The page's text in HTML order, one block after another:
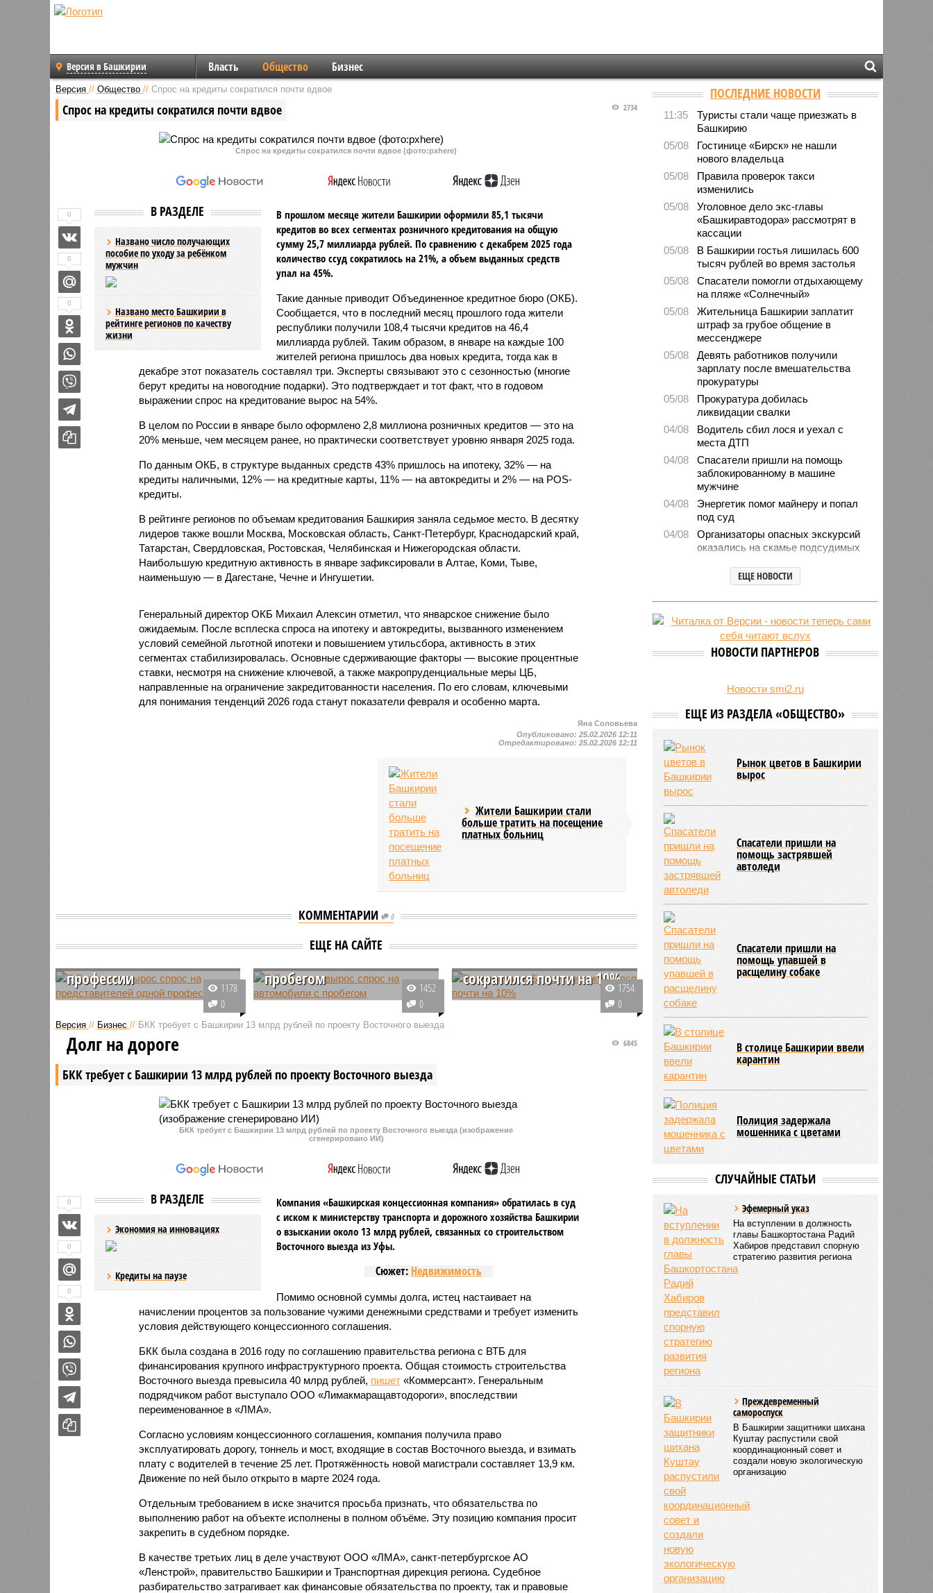
Версия в Башкирии Власть Общество Бизнес
Версия // Общество // Спрос на кредиты сократился почти вдвое
Спрос на кредиты сократился почти вдвое 2734
Спрос на кредиты сократился почти вдвое (фото:pxhere)
В РАЗДЕЛЕ
Названо число получающих
пособие по уходу за ребёнком
мужчин
Названо место Башкирии в
рейтинге регионов по качеству
жизни
В прошлом месяце жители Башкирии оформили 85,1 тысячи
кредитов во всех сегментах розничного кредитования на общую
сумму 25,7 миллиарда рублей. По сравнению с декабрем 2025 года
количество ссуд сократилось на 21%, а объем выданных средств
упал на 45%.
Такие данные приводит Объединенное кредитное бюро (ОКБ).
Сообщается, что в последний месяц прошлого года жители
республики получили 108,4 тысячи кредитов на 46,4
миллиарда рублей. Таким образом, в январе на каждые 100
жителей региона пришлось два новых кредита, тогда как в
декабре этот показатель составлял три. Эксперты связывают это с сезонностью (многие
берут кредиты на новогодние подарки). Это подтверждает и тот факт, что в годовом
выражении спрос на кредитование вырос на 54%.
В целом по России в январе было оформлено 2,8 миллиона розничных кредитов — это на
20% меньше, чем месяцем ранее, но практически соответствует уровню января 2025 года.
По данным ОКБ, в структуре выданных средств 43% пришлось на ипотеку, 32% — на
кредиты наличными, 12% — на кредитные карты, 11% — на автокредиты и 2% — на POS-
кредиты.
В рейтинге регионов по объемам кредитования Башкирия заняла седьмое место. В десятку
лидеров также вошли Москва, Московская область, Санкт-Петербург, Краснодарский край,
Татарстан, Свердловская, Ростовская, Челябинская и Нижегородская области.
Наибольшую кредитную активность в январе зафиксировали в Алтае, Коми, Тыве,
наименьшую — в Дагестане, Чечне и Ингушетии.
Генеральный директор ОКБ Михаил Алексин отметил, что январское снижение было
ожидаемым. После всплеска спроса на ипотеку и автокредиты, вызванного изменением
условий семейной льготной ипотеки и повышением утильсбора, активность в этих
сегментах стабилизировалась. Основные сдерживающие факторы — высокие процентные
ставки, несмотря на снижение ключевой, а также макропруденциальные меры ЦБ,
направленные на ограничение закредитованности населения. По его словам, ключевыми
для понимания тенденций 2026 года станут показатели февраля и особенно марта.
0
0
0
Яна Соловьева
Опубликовано:25.02.2026 12:11
Отредактировано:25.02.2026 12:11
Жители Башкирии стали
больше тратить на посещение
платных больниц
КОММЕНТАРИИ 0
ЕЩЕ НА САЙТЕ
В Башкирии вырос спрос
профессии
Речь идёт об электриках. Жители
обращаются за услугами
сантехников и электриков, а
работодатели активно ищут
плиточников, монтажников и
1178
0
В Башкирии вырос спрос
пробегом
За первые шесть месяцев
автомобилей с пробегом в
покупателей на вторичном рынке
модели.
1452
0
сократился почти на 10%
Республика Башкортостан
По итогам 2025 года регион занял
лидерам, но и соседнему
1754
0
Версия // Бизнес // БКК требует с Башкирии 13 млрд рублей по проекту Восточного выезда
БКК требует с Башкирии 13 млрд рублей по проекту Восточного выезда
6845
Долг на дороге
БКК требует с Башкирии 13 млрд рублей по проекту Восточного выезда (изображение
сгенерировано ИИ)
В РАЗДЕЛЕ
Экономия на инновациях
Кредиты на паузе
Компания «Башкирская концессионная компания» обратилась в суд
с иском к министерству транспорта и дорожного хозяйства Башкирии
о взыскании около 13 млрд рублей, связанных со строительством
Восточного выезда из Уфы.
Сюжет: Недвижимость
Помимо основной суммы долга, истец настаивает на
начислении процентов за пользование чужими денежными средствами и требует изменить
условия действующего концессионного соглашения.
БКК была создана в 2016 году по соглашению правительства региона с ВТБ для
финансирования крупного инфраструктурного проекта. Общая стоимость строительства
Восточного выезда превысила 40 млрд рублей, пишет«Коммерсант». Генеральным
подрядчиком работ выступало ООО «Лимакмаращавтодороги», впоследствии
переименованное в «ЛМА».
Согласно условиям концессионного соглашения, компания получила право
эксплуатировать дорогу, тоннель и мост, входящие в состав Восточного выезда, и взимать
плату с водителей в течение 25 лет. Протяжённость новой магистрали составляет 13,9 км.
Движение по ней было открыто в марте 2024 года.
Отдельным требованием в иске значится просьба признать, что обязательства по
выполнению работ на объекте исполнены в полном объёме. Эту позицию компания просит
закрепить в судебном порядке.
В качестве третьих лиц в деле участвуют ООО «ЛМА», санкт-петербургское АО
«Ленстрой», правительство Башкирии и Транспортная дирекция региона. Судебное
разбирательство затрагивает как финансовые обязательства по проекту, так и правовые
0
0
0
ПОСЛЕДНИЕ НОВОСТИ
11:35
Туристы стали чаще приезжать в
Башкирию
05/08
Гостинице «Бирск» не нашли
нового владельца
05/08
Правила проверок такси
изменились
05/08
Уголовное дело экс-главы
«Башкиравтодора» рассмотрят в
кассации
05/08
В Башкирии гостья лишилась 600
тысяч рублей во время застолья
05/08
Спасатели помогли отдыхающему
на пляже «Солнечный»
05/08
Жительница Башкирии заплатит
штраф за грубое общение в
мессенджере
05/08
Девять работников получили
зарплату после вмешательства
прокуратуры
05/08
Прокуратура добилась
ликвидации свалки
04/08
Водитель сбил лося и уехал с
места ДТП
04/08
Спасатели пришли на помощь
заблокированному в машине
мужчине
04/08
Энергетик помог майнеру и попал
под суд
04/08
Организаторы опасных экскурсий
оказались на скамье подсудимых
Башкирия нарастила импорт
овощей и фруктов
ЕЩЕ НОВОСТИ
НОВОСТИ ПАРТНЕРОВ
Новости smi2.ru
ЕЩЕ ИЗ РАЗДЕЛА «ОБЩЕСТВО»
Рынок цветов в Башкирии
вырос
Спасатели пришли на
помощь застрявшей
автоледи
Спасатели пришли на
помощь упавшей в
расщелину собаке
В столице Башкирии ввели
карантин
Полиция задержала
мошенника с цветами
СЛУЧАЙНЫЕ СТАТЬИ
Эфемерный указ
На вступлении в должность
главы Башкортостана Радий
Хабиров представил спорную
стратегию развития региона
Преждевременный
самороспуск
В Башкирии защитники шихана
Куштау распустили свой
координационный совет и
создали новую экологическую
организацию